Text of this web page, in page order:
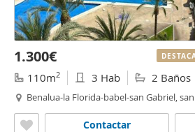
1.300€
110m2 3 Hab 2 Baños
Benalua-la Florida-babel-san Gabriel,
Contactar